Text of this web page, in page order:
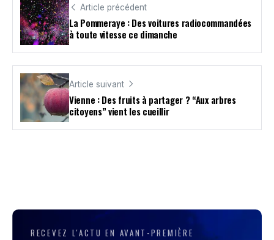
Article précédent
La Pommeraye : Des voitures radiocommandées
à toute vitesse ce dimanche
Article suivant
Vienne : Des fruits à partager ? “Aux arbres
citoyens” vient les cueillir
RECEVEZ L'ACTU EN AVANT-PREMIÈRE